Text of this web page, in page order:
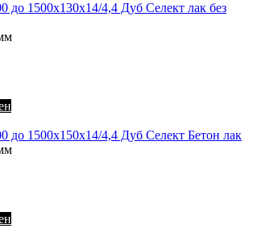
до 1500х130х14/4,4 Дуб Селект лак без
до 1500х150х14/4,4 Дуб Селект Бетон лак